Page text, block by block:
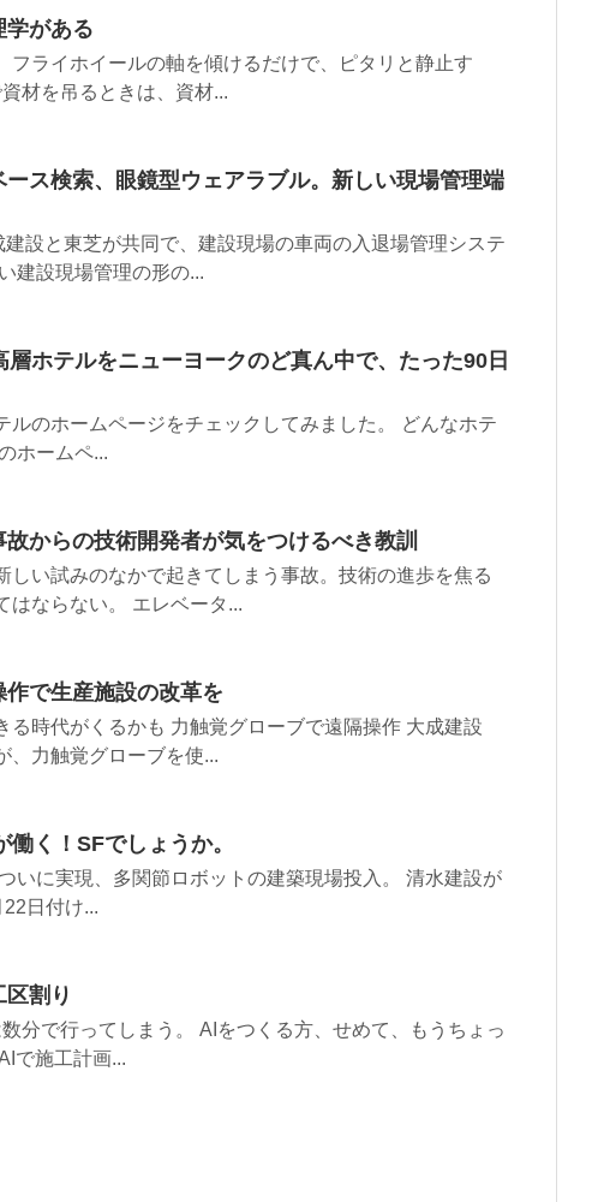
学がある
フライホイールの軸を傾けるだけで、ピタリと静止す
材を吊るときは、資材...
ス検索、眼鏡型ウェアラブル。新しい現場管理端
設と東芝が共同で、建設現場の車両の入退場管理システ
建設現場管理の形の...
ホテルをニューヨークのど真ん中で、たった90日
ルのホームページをチェックしてみました。 どんなホテ
ホームペ...
からの技術開発者が気をつけるべき教訓
しい試みのなかで起きてしまう事故。技術の進歩を焦る
はならない。 エレベータ...
で生産施設の改革を
る時代がくるかも 力触覚グローブで遠隔操作 大成建設
、力触覚グローブを使...
く！SFでしょうか。
いに実現、多関節ロボットの建築現場投入。 清水建設が
日付け...
割り
分で行ってしまう。 AIをつくる方、せめて、もうちょっ
で施工計画...